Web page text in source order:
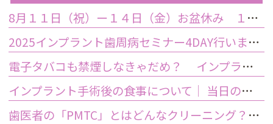
8月１１日（祝）ー１４日（金）お盆休み １５日土曜日から診療しております
2025インプラント歯周病セミナー4DAY行いました
電子タバコも禁煙しなきゃだめ？ インプラント手術前後の喫煙が及ぼす影響とは？
インプラント手術後の食事について｜ 当日の注意点・いつから普通の食事ができる？
歯医者の「PMTC」とはどんなクリーニング？スケーリングとは何が違うの？